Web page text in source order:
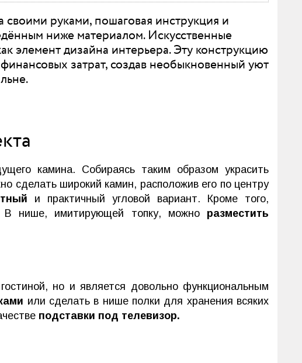
своими руками, пошаговая инструкция и
ниже материалом. Искусственные
элемент дизайна интерьера. Эту конструкцию
затрат, создав необыкновенный уют
камина. Собираясь таким образом украсить
сделать широкий камин, расположив его по центру
и практичный угловой вариант. Кроме того,
В нише, имитирующей топку, можно разместить
но и является довольно функциональным
или сделать в нише полки для хранения всяких
подставки под телевизор.